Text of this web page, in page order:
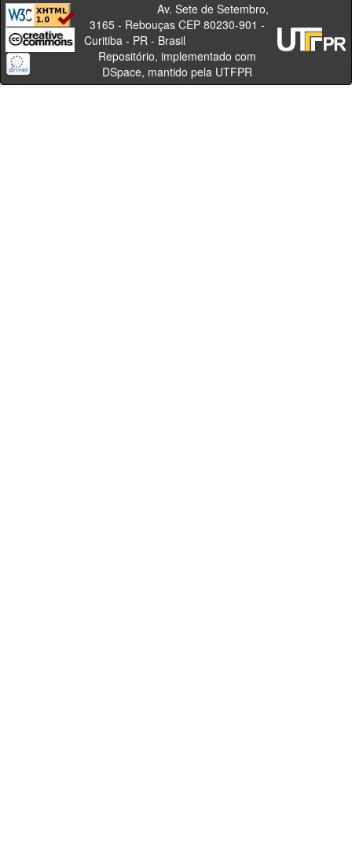
Av. Sete de Setembro,
3165 - Rebouças CEP 80230-901 -
Curitiba - PR - Brasil
Repositório, implementado com
DSpace, mantido pela UTFPR